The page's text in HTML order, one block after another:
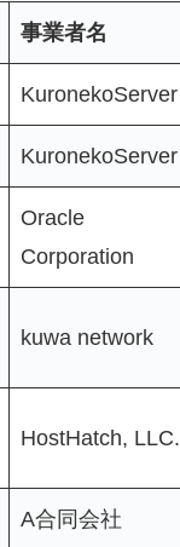
事業者名
KuronekoServer
KuronekoServer
Oracle
Corporation
kuwa network
HostHatch, LLC.
A合同会社